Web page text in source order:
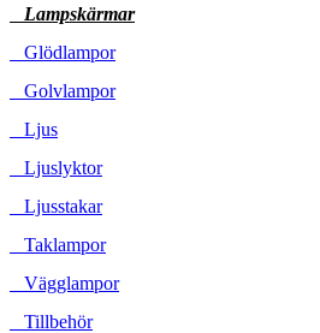
Lampskärmar
Glödlampor
Golvlampor
Ljus
Ljuslyktor
Ljusstakar
Taklampor
Vägglampor
Tillbehör